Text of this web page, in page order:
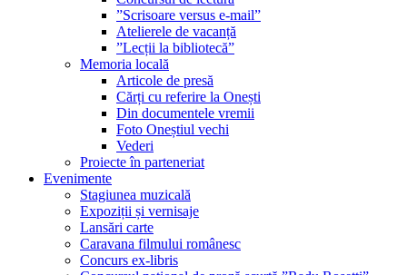
”Scrisoare versus e-mail”
Atelierele de vacanță
”Lecții la bibliotecă”
Memoria locală
Articole de presă
Cărți cu referire la Onești
Din documentele vremii
Foto Oneștiul vechi
Vederi
Proiecte în parteneriat
Evenimente
Stagiunea muzicală
Expoziții și vernisaje
Lansări carte
Caravana filmului românesc
Concurs ex-libris